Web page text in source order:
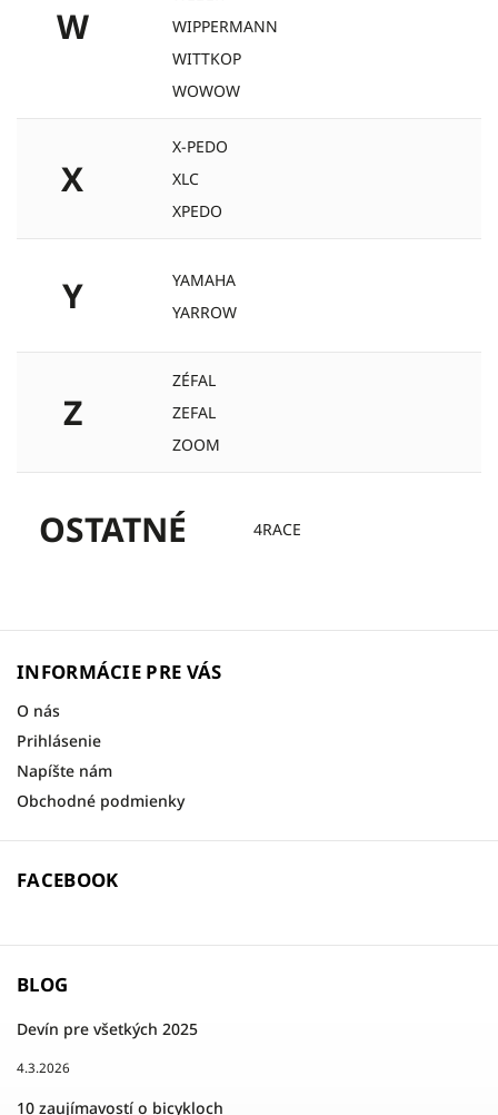
W
WIPPERMANN
WITTKOP
WOWOW
X
X-PEDO
XLC
XPEDO
Y
YAMAHA
YARROW
Z
ZÉFAL
ZEFAL
ZOOM
OSTATNÉ 4RACE
INFORMÁCIE PRE VÁS
O nás
Prihlásenie
Napíšte nám
Obchodné podmienky
FACEBOOK
BLOG
Devín pre všetkých 2025
4.3.2026
10 zaujímavostí o bicykloch